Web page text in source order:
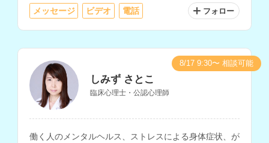
メッセージ ビデオ 電話 フォロー
しみず さとこ
臨床心理士・公認心理師
働く人のメンタルヘルス、ストレスによる身体症状、が
8/17 9:30〜 相談可能